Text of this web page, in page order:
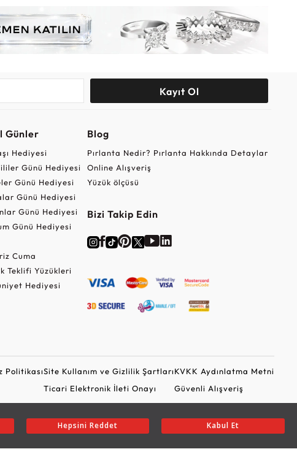
Hepsini Reddet Kabul Et
Kayıt Ol
Günler
Hediyesi
Günü Hediyesi
Günü Hediyesi
Günü Hediyesi
Günü Hediyesi
Günü Hediyesi
Cuma
Teklifi Yüzükleri
Hediyesi
Blog
Pırlanta Nedir? Pırlanta Hakkında Detaylar
Online Alışveriş
Yüzük ölçüsü
Bizi Takip Edin
PolitikasıSite Kullanım ve Gizlilik Şartları
Ticari Elektronik İleti Onayı
KVKK Aydınlatma Metni
Güvenli Alışveriş